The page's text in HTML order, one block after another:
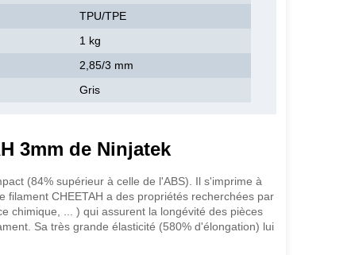
TPU/TPE
1 kg
2,85/3 mm
Gris
3mm de Ninjatek
(84% supérieur à celle de l'ABS). Il s'imprime à
CHEETAH a des propriétés recherchées par
chimique, ... ) qui assurent la longévité des pièces
Sa très grande élasticité (580% d'élongation) lui